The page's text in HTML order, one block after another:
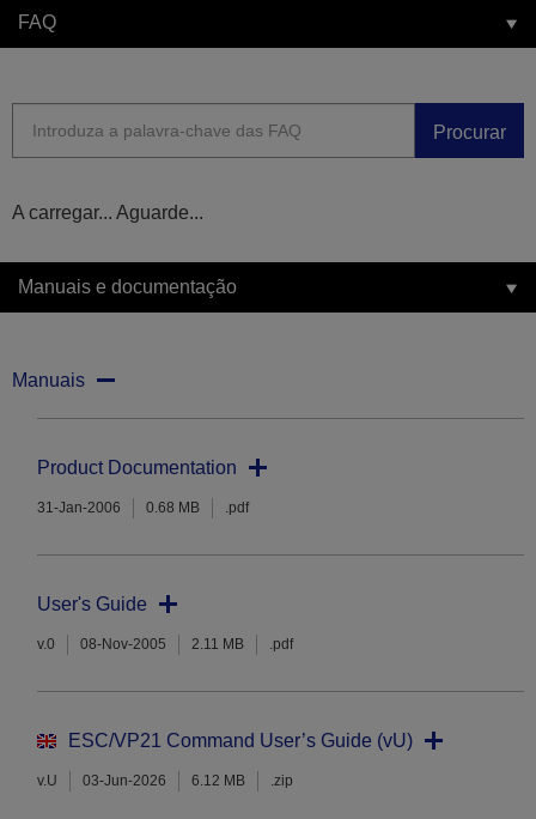
FAQ
Procurar
A carregar... Aguarde...
Manuais e documentação
Manuais
Product Documentation
31-Jan-2006 0.68 MB .pdf
User's Guide
v.0 08-Nov-2005 2.11 MB .pdf
ESC/VP21 Command User’s Guide (vU)
v.U 03-Jun-2026 6.12 MB .zip